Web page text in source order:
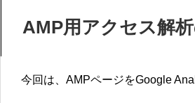
AMP用アクセス解
今回は、AMPページをGoogle